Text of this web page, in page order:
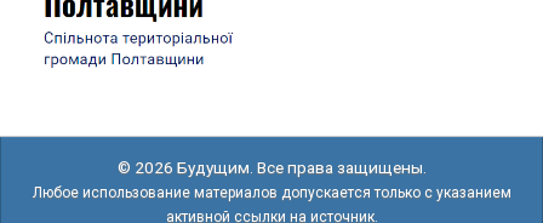
© 2026 Будущим. Все права защищены.
Любое использование материалов допускается только с указанием
активной ссылки на источник.